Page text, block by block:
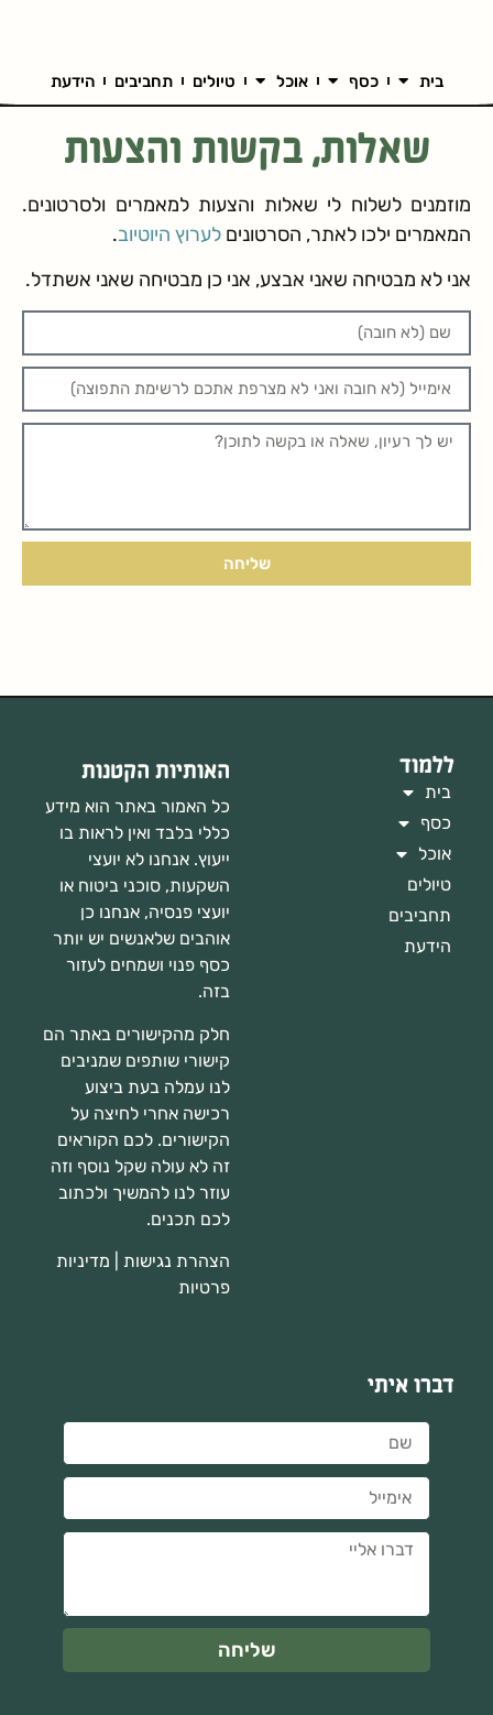
בית כסף אוכל טיולים תחביבים הידעת
שאלות, בקשות והצעות
מוזמנים לשלוח לי שאלות והצעות למאמרים ולסרטונים.
המאמרים ילכו לאתר, הסרטונים לערוץ היוטיוב.
אני לא מבטיחה שאני אבצע, אני כן מבטיחה שאני אשתדל.
שליחה
ללמוד
בית
כסף
אוכל
טיולים
תחביבים
הידעת
האותיות הקטנות
כל האמור באתר הוא מידע
כללי בלבד ואין לראות בו
ייעוץ. אנחנו לא יועצי
השקעות, סוכני ביטוח או
יועצי פנסיה, אנחנו כן
אוהבים שלאנשים יש יותר
כסף פנוי ושמחים לעזור
בזה.
חלק מהקישורים באתר הם
קישורי שותפים שמניבים
לנו עמלה בעת ביצוע
רכישה אחרי לחיצה על
הקישורים. לכם הקוראים
זה לא עולה שקל נוסף וזה
עוזר לנו להמשיך ולכתוב
לכם תכנים.
הצהרת נגישות
מדיניות
פרטיות
דברו איתי
שליחה